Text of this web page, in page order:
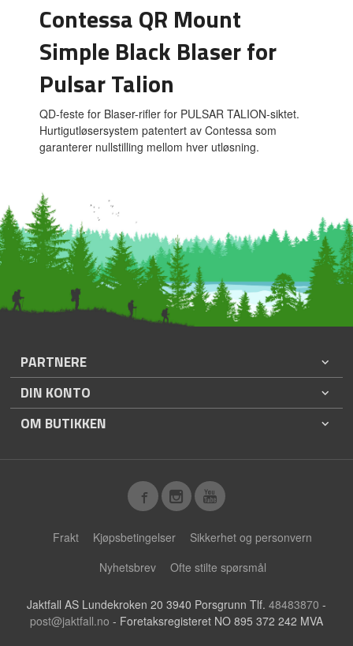
Contessa QR Mount
Simple Black Blaser for
Pulsar Talion
QD-feste for Blaser-rifler for PULSAR TALION-siktet.
Hurtigutløsersystem patentert av Contessa som
garanterer nullstilling mellom hver utløsning.
PARTNERE
DIN KONTO
OM BUTIKKEN
Frakt Kjøpsbetingelser
Sikkerhet og personvern
Nyhetsbrev
Ofte stilte spørsmål
Jaktfall AS Lundekroken 20 3940 Porsgrunn Tlf. 48483870 -
post@jaktfall.no - Foretaksregisteret NO 895 372 242 MVA